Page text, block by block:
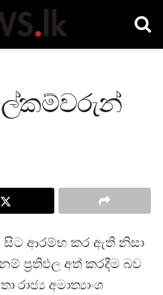
ලේකම්වරුන්
සිට ආරම්භ කර ඇති නිසා
ප්‍රතිඵල අත් කරදීම බව
අමාත්‍යාංශ